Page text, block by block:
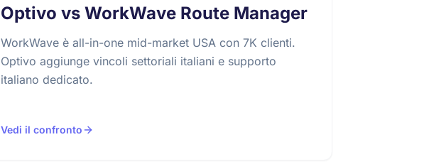
Optivo vs WorkWave Route Manager
WorkWave è all-in-one mid-market USA con 7K clienti.
Optivo aggiunge vincoli settoriali italiani e supporto
italiano dedicato.
Vedi il confronto